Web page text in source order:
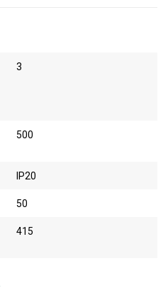
3
500
IP20
50
415